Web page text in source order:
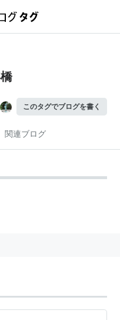
このタグでブログを書く
関連ブログ